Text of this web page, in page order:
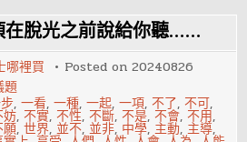
在脫光之前說給你聽……
哪裡買 Posted on20240826
題
,一看,一種,一起,一項,不了,不可,
妨,不實,不性,不斷,不是,不會,不用,
願,世界,並不,並非, 中學,主動,主導,